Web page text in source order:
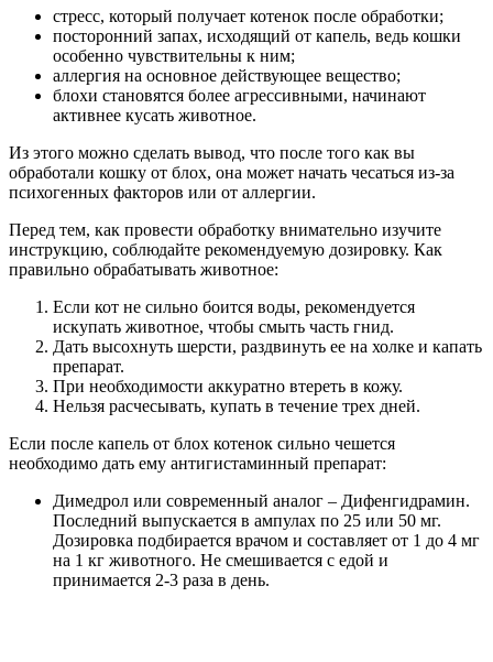
стресс, который получает котенок после обработки;
посторонний запах, исходящий от капель, ведь кошки
особенно чувствительны к ним;
аллергия на основное действующее вещество;
блохи становятся более агрессивными, начинают
активнее кусать животное.
Из этого можно сделать вывод, что после того как вы
обработали кошку от блох, она может начать чесаться из-за
психогенных факторов или от аллергии.
Перед тем, как провести обработку внимательно изучите
инструкцию, соблюдайте рекомендуемую дозировку. Как
правильно обрабатывать животное:
Если кот не сильно боится воды, рекомендуется
искупать животное, чтобы смыть часть гнид.
Дать высохнуть шерсти, раздвинуть ее на холке и капать
препарат.
При необходимости аккуратно втереть в кожу.
Нельзя расчесывать, купать в течение трех дней.
Если после капель от блох котенок сильно чешется
необходимо дать ему антигистаминный препарат:
Димедрол или современный аналог – Дифенгидрамин.
Последний выпускается в ампулах по 25 или 50 мг.
Дозировка подбирается врачом и составляет от 1 до 4 мг
на 1 кг животного. Не смешивается с едой и
принимается 2-3 раза в день.